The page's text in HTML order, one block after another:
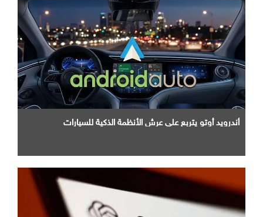
أندرويد أوتو يتربع علي عرش الأنظمة الذكية للسيارات